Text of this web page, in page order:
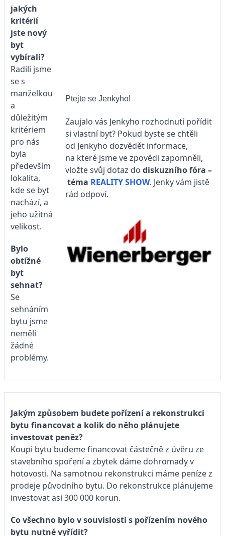
jakých
kritérií
jste nový
byt
vybírali?
Radili jsme
se s
manželkou
a
důležitým
kritériem
pro nás
byla
především
lokalita,
kde se byt
nachází, a
jeho užitná
velikost.
Bylo
obtížné
byt
sehnat?
Se
sehnáním
bytu jsme
neměli
žádné
problémy.
Ptejte se Jenkyho!
Zaujalo vás Jenkyho rozhodnutí pořídit
si vlastní byt? Pokud byste se chtěli
od Jenkyho dozvědět informace,
na které jsme ve zpovědi zapomněli,
vložte svůj dotaz do diskuzního fóra –
téma REALITY SHOW. Jenky vám jistě
rád odpoví.
Jakým způsobem budete pořízení a rekonstrukci
bytu financovat a kolik do něho plánujete
investovat peněz?
Koupi bytu budeme financovat částečně z úvěru ze
stavebního spoření a zbytek dáme dohromady v
hotovosti. Na samotnou rekonstrukci máme peníze z
prodeje původního bytu. Do rekonstrukce plánujeme
investovat asi 300 000 korun.
Co všechno bylo v souvislosti s pořízením nového
bytu nutné vyřídit?